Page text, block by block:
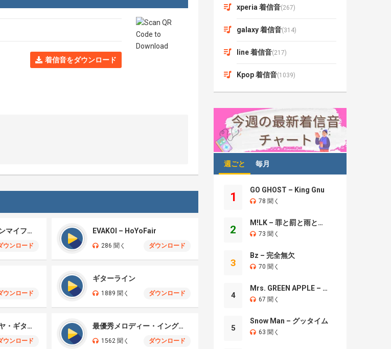
着信音をダウンロード
ギターのラインオンマイフェイス
ウンロード
EVAKOI – HoYoFair
286 聞く ダウンロード
ウンロード
ギターライン
1889 聞く ダウンロード
ディル・カ・ダリヤ・ギター・ミックス
ウンロード
最優秀メロディー・イングリッシュ・ギター
1562 聞く ダウンロード
xperia 着信音(267)
galaxy 着信音(314)
line 着信音(217)
Kpop 着信音(1039)
週ごと 毎月
1
GO GHOST – King Gnu
78 聞く
2
M!LK – 罪と罰と雨とキス
73 聞く
3
Bz – 完全無欠
70 聞く
4
Mrs. GREEN APPLE – Brand New
67 聞く
5
Snow Man – グッタイム
63 聞く